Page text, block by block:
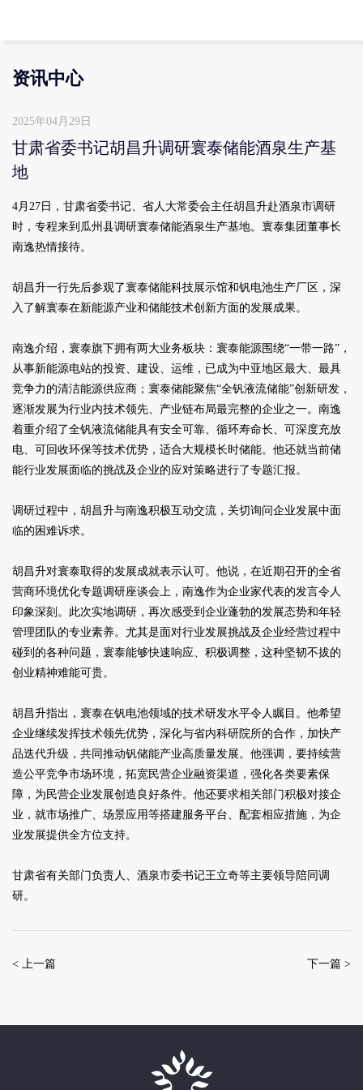
资讯中心
2025年04月29日
甘肃省委书记胡昌升调研寰泰储能酒泉生产基
地
4月27日，甘肃省委书记、省人大常委会主任胡昌升赴酒泉市调研
时，专程来到瓜州县调研寰泰储能酒泉生产基地。寰泰集团董事长
南逸热情接待。
胡昌升一行先后参观了寰泰储能科技展示馆和钒电池生产厂区，深
入了解寰泰在新能源产业和储能技术创新方面的发展成果。
南逸介绍，寰泰旗下拥有两大业务板块：寰泰能源围绕“一带一路”，
从事新能源电站的投资、建设、运维，已成为中亚地区最大、最具
竞争力的清洁能源供应商；寰泰储能聚焦“全钒液流储能”创新研发，
逐渐发展为行业内技术领先、产业链布局最完整的企业之一。南逸
着重介绍了全钒液流储能具有安全可靠、循环寿命长、可深度充放
电、可回收环保等技术优势，适合大规模长时储能。他还就当前储
能行业发展面临的挑战及企业的应对策略进行了专题汇报。
调研过程中，胡昌升与南逸积极互动交流，关切询问企业发展中面
临的困难诉求。
胡昌升对寰泰取得的发展成就表示认可。他说，在近期召开的全省
营商环境优化专题调研座谈会上，南逸作为企业家代表的发言令人
印象深刻。此次实地调研，再次感受到企业蓬勃的发展态势和年轻
管理团队的专业素养。尤其是面对行业发展挑战及企业经营过程中
碰到的各种问题，寰泰能够快速响应、积极调整，这种坚韧不拔的
创业精神难能可贵。
胡昌升指出，寰泰在钒电池领域的技术研发水平令人瞩目。他希望
企业继续发挥技术领先优势，深化与省内科研院所的合作，加快产
品迭代升级，共同推动钒储能产业高质量发展。他强调，要持续营
造公平竞争市场环境，拓宽民营企业融资渠道，强化各类要素保
障，为民营企业发展创造良好条件。他还要求相关部门积极对接企
业，就市场推广、场景应用等搭建服务平台、配套相应措施，为企
业发展提供全方位支持。
甘肃省有关部门负责人、酒泉市委书记王立奇等主要领导陪同调
研。
< 上一篇 下一篇 >